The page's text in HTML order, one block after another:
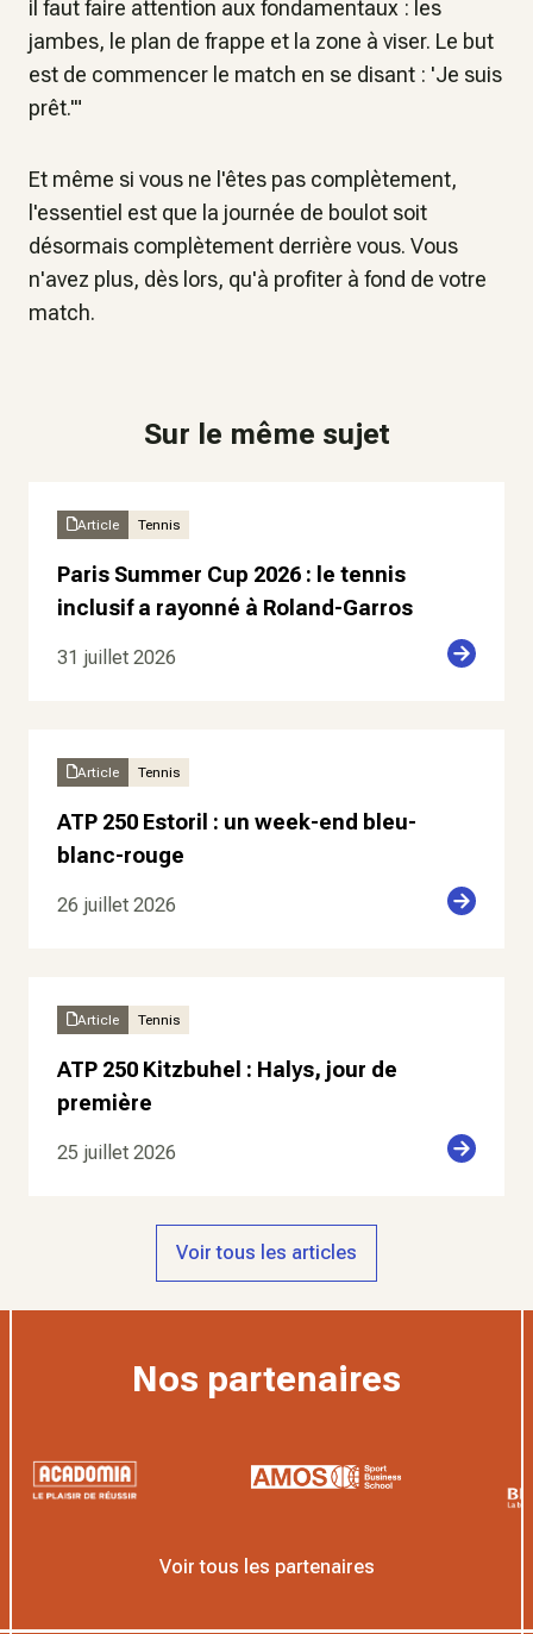
il faut faire attention aux fondamentaux : les
jambes, le plan de frappe et la zone à viser. Le but
est de commencer le match en se disant : 'Je suis
prêt.'"
Et même si vous ne l'êtes pas complètement,
l'essentiel est que la journée de boulot soit
désormais complètement derrière vous. Vous
n'avez plus, dès lors, qu'à profiter à fond de votre
match.
Sur le même sujet
Article Tennis
Paris Summer Cup 2026 : le tennis
inclusif a rayonné à Roland-Garros
31 juillet 2026
Article Tennis
ATP 250 Estoril : un week-end bleu-
blanc-rouge
26 juillet 2026
Article Tennis
ATP 250 Kitzbuhel : Halys, jour de
première
25 juillet 2026
Voir tous les articles
Nos partenaires
Voir tous les partenaires